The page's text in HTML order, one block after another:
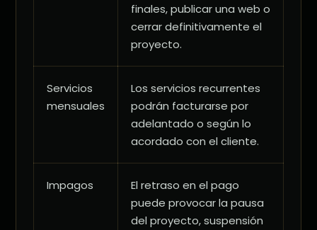
finales, publicar una web o
cerrar definitivamente el
proyecto.
Servicios
mensuales
Los servicios recurrentes
podrán facturarse por
adelantado o según lo
acordado con el cliente.
Impagos
El retraso en el pago
puede provocar la pausa
del proyecto, suspensión